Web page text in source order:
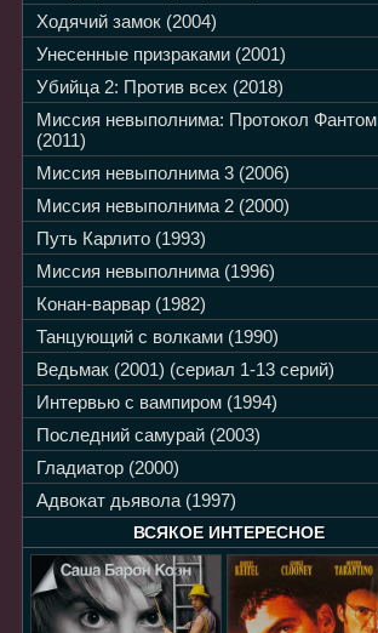
Ходячий замок (2004)
Унесенные призраками (2001)
Убийца 2: Против всех (2018)
Миссия невыполнима: Протокол Фантом
(2011)
Миссия невыполнима 3 (2006)
Миссия невыполнима 2 (2000)
Путь Карлито (1993)
Миссия невыполнима (1996)
Конан-варвар (1982)
Танцующий с волками (1990)
Ведьмак (2001) (сериал 1-13 серий)
Интервью с вампиром (1994)
Последний самурай (2003)
Гладиатор (2000)
Адвокат дьявола (1997)
ВСЯКОЕ ИНТЕРЕСНОЕ